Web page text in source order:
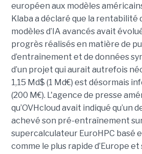
européen aux modèles
Klaba a déclaré que la rentabilité
modèles d’IA avancés avait
progrès réalisés en matière de
d’entraînement et de données
d’un projet qui aurait autrefois
1,15 Md$ (1 Md€) est désormais
(200 M€). L'agence de presse
qu’OVHcloud avait indiqué qu’un
achevé son pré-entraînement
supercalculateur EuroHPC basé
comme le plus rapide d’Europe